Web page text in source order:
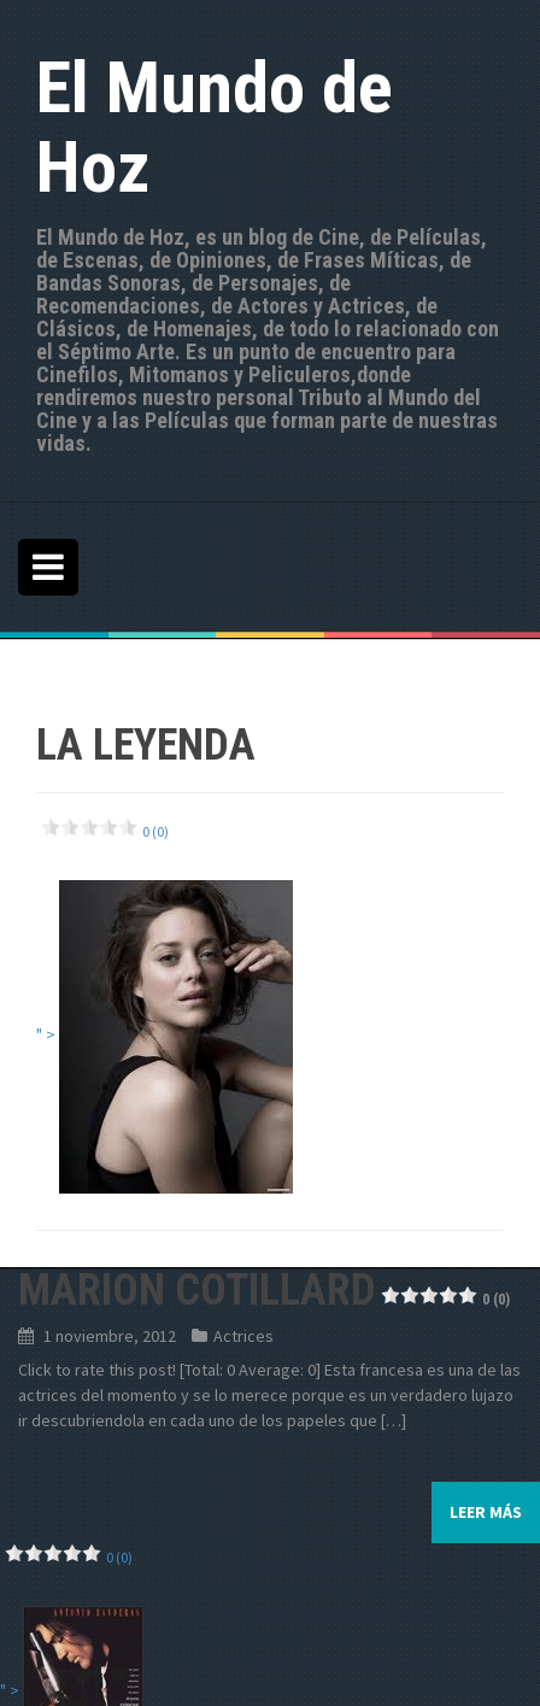
El Mundo de
Hoz
El Mundo de Hoz, es un blog de Cine, de Películas,
de Escenas, de Opiniones, de Frases Míticas, de
Bandas Sonoras, de Personajes, de
Recomendaciones, de Actores y Actrices, de
Clásicos, de Homenajes, de todo lo relacionado con
el Séptimo Arte. Es un punto de encuentro para
Cinefilos, Mitomanos y Peliculeros,donde
rendiremos nuestro personal Tributo al Mundo del
Cine y a las Películas que forman parte de nuestras
vidas.
LA LEYENDA
0 (0)
" >
MARION COTILLARD 0 (0)
1 noviembre, 2012
Actrices
Click to rate this post! [Total: 0 Average: 0] Esta francesa es una de las
actrices del momento y se lo merece porque es un verdadero lujazo
ir descubriendola en cada uno de los papeles que […]
LEER MÁS
0 (0)
" >